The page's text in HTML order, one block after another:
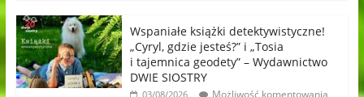
Wspaniałe książki detektywistyczne!
„Cyryl, gdzie jesteś?” i „Tosia
i tajemnica geodety” – Wydawnictwo
DWIE SIOSTRY
03/08/2026